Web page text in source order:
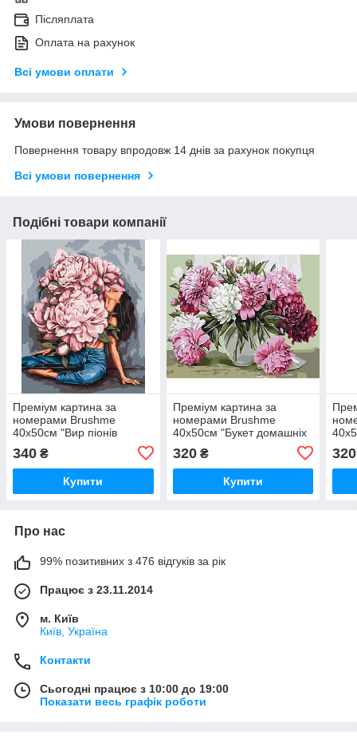
Післяплата
Оплата на рахунок
Всі умови оплати
Умови повернення
Повернення товару впродовж 14 днів за рахунок покупця
Всі умови повернення
Подібні товари компанії
Преміум картина за
номерами Brushme
40x50см "Вир піонів
PBS53219
340 ₴
Купити
Преміум картина за
номерами Brushme
40x50см "Букет домашніх
320₴
Купити
320
Про нас
99% позитивних з 476 відгуків за рік
Працює з 23.11.2014
м. Київ
Київ, Україна
Контакти
Сьогодні працює з 10:00 до 19:00
Показати весь графік роботи